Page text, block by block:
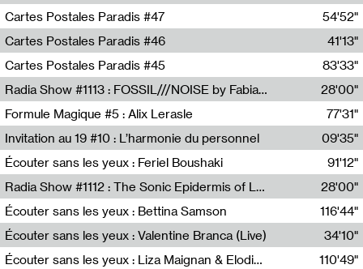
Mathias Dupaquier
Cartes Postales Paradis #47
Raymond Engramer
54'52"
Cartes Postales Paradis #46
Sarah Banville
41'13"
Cartes Postales Paradis #45
Mateo Cuin
83'33"
Radia Show #1113 : FOSSIL///NOISE by Fabiana Gibim / Wave Farm
Wave Farm
28'00"
Formule Magique #5 : Alix Lerasle
Nathalie Lacroix
77'31"
Invitation au 19 #10 : L’harmonie du personnel
19, CRAC
09'35"
Écouter sans les yeux : Feriel Boushaki
Feriel Boushaki
91'12"
Radia Show #1112 : The Sonic Epidermis of Lake Léman by Paul Courlet / Guest Slot
28'00"
Écouter sans les yeux : Bettina Samson
Bettina Samson
116'44"
Écouter sans les yeux : Valentine Branca (Live)
Valentine Branca
34'10"
Écouter sans les yeux : Liza Maignan & Elodie Lecat
110'49"